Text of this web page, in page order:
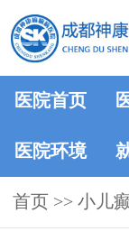
医院首页
医院环境
首页 >> 小儿